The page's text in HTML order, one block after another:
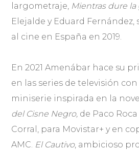
largometraje, Mientras dure la
Elejalde y Eduard Fernández,
al cine en España en 2019.
En 2021 Amenábar hace su
en las series de televisión con
miniserie inspirada en la
del Cisne Negro, de Paco
Corral, para Movistar+ y en
AMC. El Cautivo, ambicioso